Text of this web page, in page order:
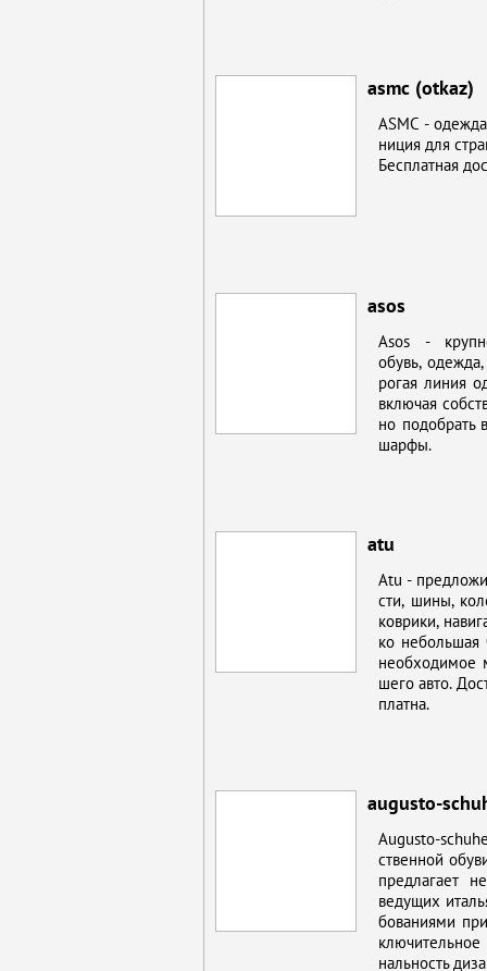
asmc (otkaz)
ASMC -
ни­ция для
Бес­плат­ная
asos
Asos -
обувь,
ро­гая ли­ния
вклю­чая
но по­до­брать
шар­фы.
atu
Atu -
сти, ши­ны,
ков­ри­ки,
ко неболь­шая
необ­хо­ди­мое
ше­го ав­то.
плат­на.
augusto-
Augusto-
ствен­ной
пред­ла­га­ет
ве­ду­щих
бо­ва­ни­я­ми
наль­ность